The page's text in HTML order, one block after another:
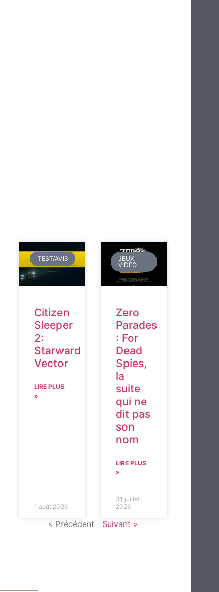
TEST/AVIS
Citizen
Sleeper
2:
Starward
Vector
LIRE PLUS
»
1 août 2026
JEUX
VIDÉO
Zero
Parades
: For
Dead
Spies,
la
suite
qui ne
dit pas
son
nom
LIRE PLUS
»
31 juillet
2026
« Précédent Suivant »